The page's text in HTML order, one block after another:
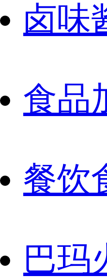
卤味
食品
餐饮
巴玛